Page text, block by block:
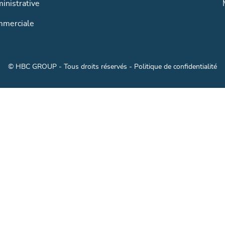
© HBC GROUP - Tous droits réservés - Politique de confidentialité